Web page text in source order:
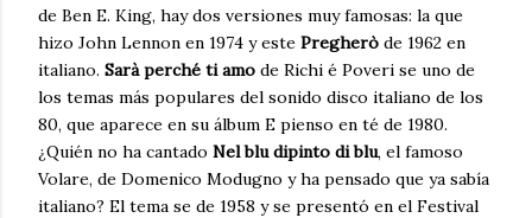
de Ben E. King, hay dos versiones muy famosas: la que
hizo John Lennon en 1974 y este Pregherò de 1962 en
italiano. Sarà perché ti amo de Richi é Poveri se uno de
los temas más populares del sonido disco italiano de los
80, que aparece en su álbum E pienso en té de 1980.
¿Quién no ha cantado Nel blu dipinto di blu, el famoso
Volare, de Domenico Modugno y ha pensado que ya sabía
italiano? El tema se de 1958 y se presentó en el Festival